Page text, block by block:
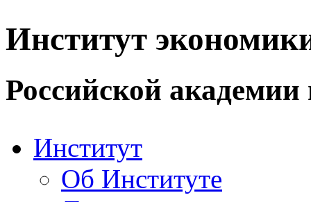
Институт
Российской академии
Институт
Об Институте